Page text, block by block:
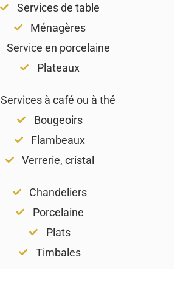
Services de table
Ménagères
Service en porcelaine
Plateaux
Services à café ou à thé
Bougeoirs
Flambeaux
Verrerie, cristal
Chandeliers
Porcelaine
Plats
Timbales